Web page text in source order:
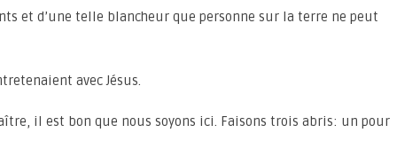
et d’une telle blancheur que personne sur la terre ne peut
avec Jésus.
il est bon que nous soyons ici. Faisons trois abris: un pour